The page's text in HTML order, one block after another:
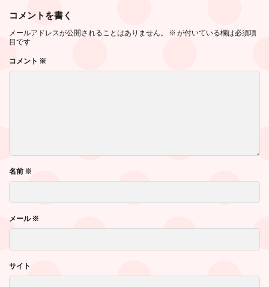
コメントを書く
メールアドレスが公開されることはありません。 ※ が付いている欄は必須項
目です
コメント ※
名前 ※
メール※
サイト